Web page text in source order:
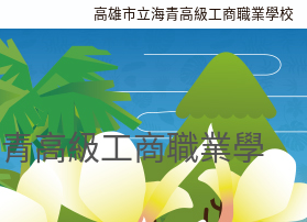
高雄市立海青高級工商職業學校
高級工商職業學